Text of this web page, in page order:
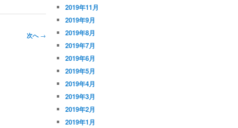
次へ→
2019年11月
2019年9月
2019年8月
2019年7月
2019年6月
2019年5月
2019年4月
2019年3月
2019年2月
2019年1月